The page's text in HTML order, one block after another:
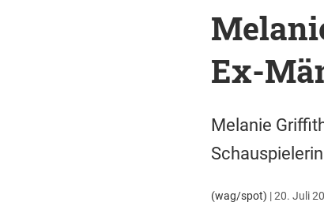
Ex-
Melanie
(wag/spot) |20. Juli